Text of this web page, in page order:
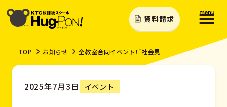
資料請求
TOP お知らせ 全教室合同イベント！『社会見学体験』開催しました☆
2025年7月3日 イベント